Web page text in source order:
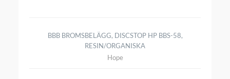
BBB BROMSBELÄGG, DISCSTOP HP BBS-58,
RESIN/ORGANISKA
Hope